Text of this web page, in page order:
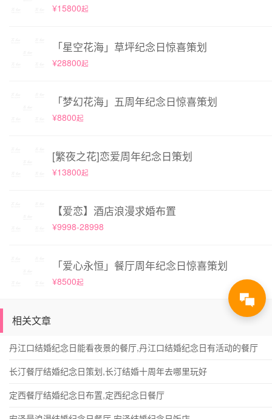
¥15800起
「星空花海」草坪纪念日惊喜策划
¥28800起
「梦幻花海」五周年纪念日惊喜策划
¥8800起
[繁夜之花]恋爱周年纪念日策划
¥13800起
【爱恋】酒店浪漫求婚布置
¥9998-28998
「爱心永恒」餐厅周年纪念日惊喜策划
¥8500起
相关文章
丹江口结婚纪念日能看夜景的餐厅,丹江口结婚纪念日有活动的餐厅
长汀餐厅结婚纪念日策划,长汀结婚十周年去哪里玩好
定西餐厅结婚纪念日布置,定西纪念日餐厅